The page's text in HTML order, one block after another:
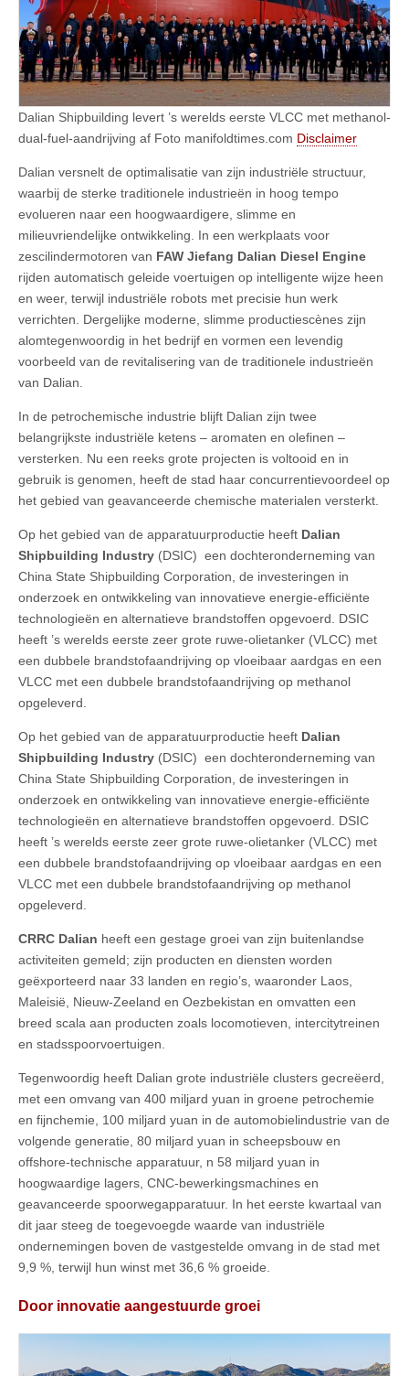
Dalian Shipbuilding levert ’s werelds eerste VLCC met methanol-
dual-fuel-aandrijving af Foto manifoldtimes.com Disclaimer
Dalian versnelt de optimalisatie van zijn industriële structuur,
waarbij de sterke traditionele industrieën in hoog tempo
evolueren naar een hoogwaardigere, slimme en
milieuvriendelijke ontwikkeling. In een werkplaats voor
zescilindermotoren van FAW Jiefang Dalian Diesel Engine
rijden automatisch geleide voertuigen op intelligente wijze heen
en weer, terwijl industriële robots met precisie hun werk
verrichten. Dergelijke moderne, slimme productiescènes zijn
alomtegenwoordig in het bedrijf en vormen een levendig
voorbeeld van de revitalisering van de traditionele industrieën
van Dalian.
In de petrochemische industrie blijft Dalian zijn twee
belangrijkste industriële ketens – aromaten en olefinen –
versterken. Nu een reeks grote projecten is voltooid en in
gebruik is genomen, heeft de stad haar concurrentievoordeel op
het gebied van geavanceerde chemische materialen versterkt.
Op het gebied van de apparatuurproductie heeft Dalian
Shipbuilding Industry (DSIC) een dochteronderneming van
China State Shipbuilding Corporation, de investeringen in
onderzoek en ontwikkeling van innovatieve energie-efficiënte
technologieën en alternatieve brandstoffen opgevoerd. DSIC
heeft ’s werelds eerste zeer grote ruwe-olietanker (VLCC) met
een dubbele brandstofaandrijving op vloeibaar aardgas en een
VLCC met een dubbele brandstofaandrijving op methanol
opgeleverd.
Op het gebied van de apparatuurproductie heeft Dalian
Shipbuilding Industry (DSIC) een dochteronderneming van
China State Shipbuilding Corporation, de investeringen in
onderzoek en ontwikkeling van innovatieve energie-efficiënte
technologieën en alternatieve brandstoffen opgevoerd. DSIC
heeft ’s werelds eerste zeer grote ruwe-olietanker (VLCC) met
een dubbele brandstofaandrijving op vloeibaar aardgas en een
VLCC met een dubbele brandstofaandrijving op methanol
opgeleverd.
CRRC Dalian heeft een gestage groei van zijn buitenlandse
activiteiten gemeld; zijn producten en diensten worden
geëxporteerd naar 33 landen en regio’s, waaronder Laos,
Maleisië, Nieuw-Zeeland en Oezbekistan en omvatten een
breed scala aan producten zoals locomotieven, intercitytreinen
en stadsspoorvoertuigen.
Tegenwoordig heeft Dalian grote industriële clusters gecreëerd,
met een omvang van 400 miljard yuan in groene petrochemie
en fijnchemie, 100 miljard yuan in de automobielindustrie van de
volgende generatie, 80 miljard yuan in scheepsbouw en
offshore-technische apparatuur, n 58 miljard yuan in
hoogwaardige lagers, CNC-bewerkingsmachines en
geavanceerde spoorwegapparatuur. In het eerste kwartaal van
dit jaar steeg de toegevoegde waarde van industriële
ondernemingen boven de vastgestelde omvang in de stad met
9,9 %, terwijl hun winst met 36,6 % groeide.
Door innovatie aangestuurde groei